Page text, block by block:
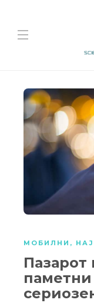
МОБИЛНИ ,